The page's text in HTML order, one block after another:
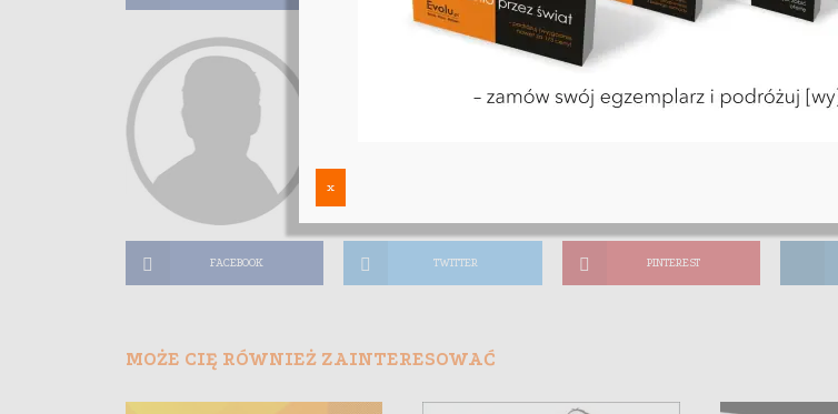
FACEBOOK TWITTER PINTEREST
MOŻE CIĘ RÓWNIEŻ ZAINTERESOWAĆ
x